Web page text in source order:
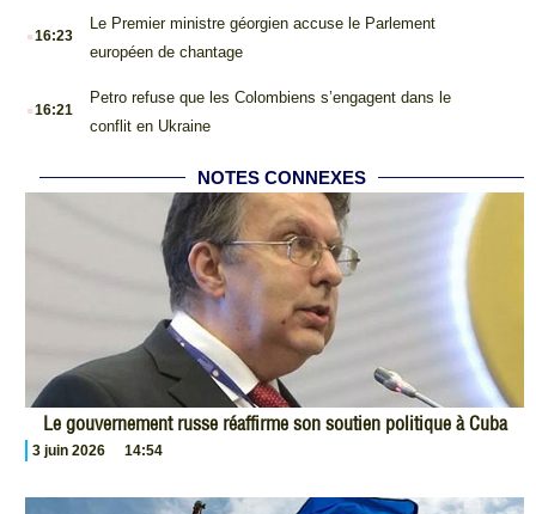
.16:23
Le Premier ministre géorgien accuse le Parlement
européen de chantage
.16:21
Petro refuse que les Colombiens s’engagent dans le
conflit en Ukraine
NOTES CONNEXES
Le gouvernement russe réaffirme son soutien politique à Cuba
3 juin 2026 14:54